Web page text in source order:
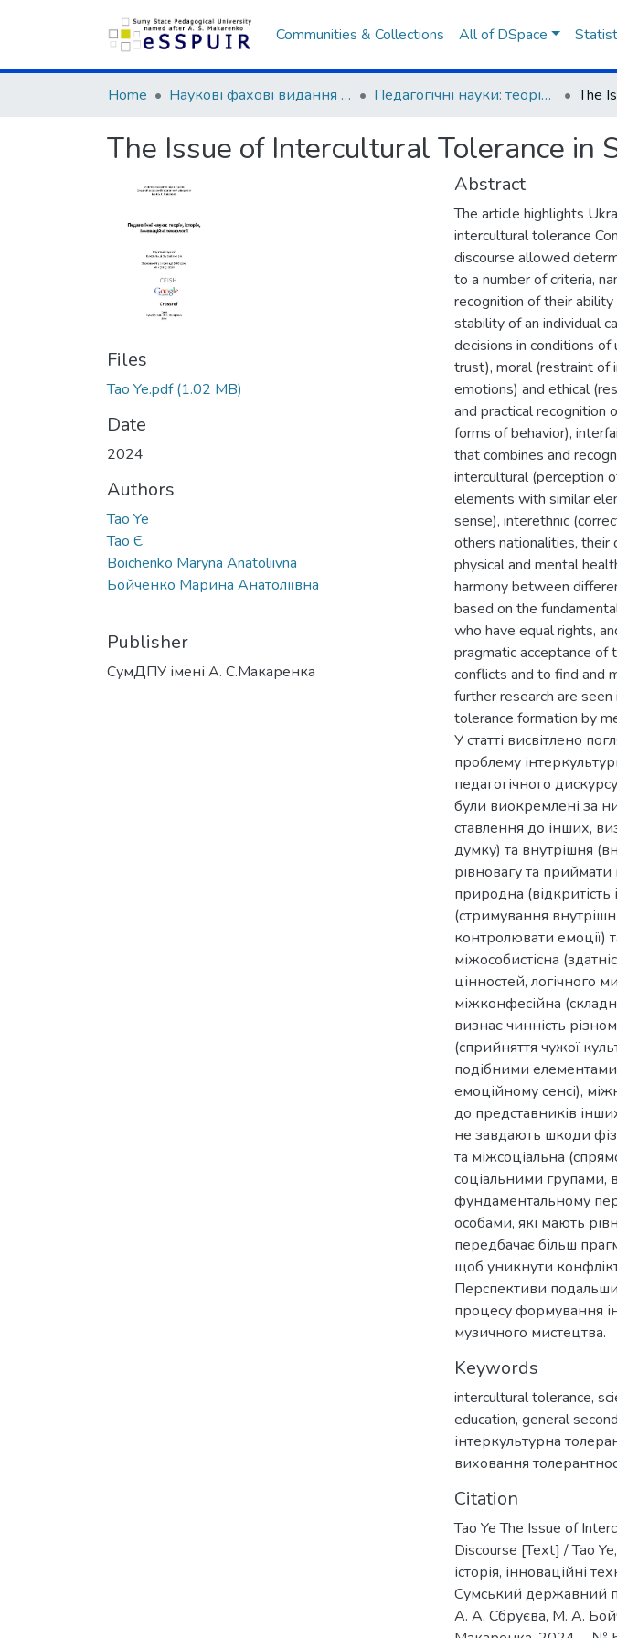
Communities & Collections All of DSpace
Home Наукові фахові видання СумДПУ Педагогічні науки: теорія, історія, інноваційні технології
The Issue of Intercultural Tolerance in
Files
Tao Ye.pdf(1.02 MB)
Date
2024
Authors
Tao Ye
Тао Є
Boichenko Maryna Anatoliivna
Бойченко Марина Анатоліївна
Publisher
СумДПУ імені А. С.Макаренка
Abstract
The article highlights
intercultural tolerance
discourse allowed
to a number of criteria,
recognition of their
stability of an individual
decisions in conditions
trust), moral (restraint of
emotions) and ethical
and practical recognition
forms of behavior),
that combines and
intercultural (perception
elements with similar
sense), interethnic
others nationalities, their
physical and mental
harmony between
based on the
who have equal rights,
pragmatic acceptance of
conflicts and to find and
further research are
tolerance formation by
У статті висвітлено
проблему
педагогічного
були виокремлені за
ставлення до інших,
думку) та внутрішня
рівновагу та
природна
(стримування
контролювати емоції)
міжособистісна
цінностей, логічного
міжконфесійна
визнає чинність
(сприйняття чужої
подібними елементами
емоційному сенсі),
до представників
не завдають шкоди
та міжсоціальна
соціальними групами,
фундаментальному
особами, які мають
передбачає більш
щоб уникнути
Перспективи
процесу формування
музичного мистецтва.
Keywords
intercultural tolerance,
education, general
інтеркультурна
виховання
Citation
Tao Ye The Issue of
Discourse [Техt] / Tao
історія, інноваційні
Сумський державний
А. А. Сбруєва, М. А.